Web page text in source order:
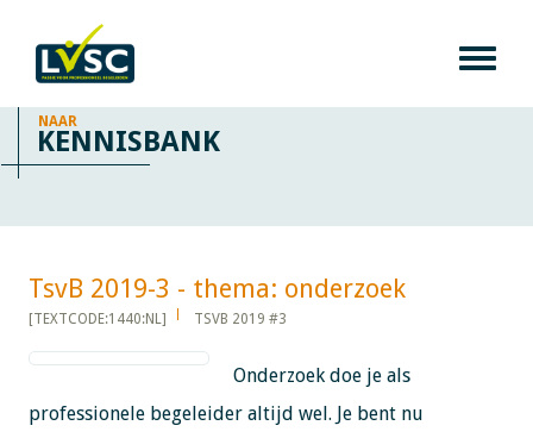
NAAR
KENNISBANK
TsvB 2019-3 - thema: onderzoek​​​​​​
[TEXTCODE:1440:NL] TSVB 2019 #3
Onderzoek doe je als
professionele begeleider altijd wel. Je bent nu